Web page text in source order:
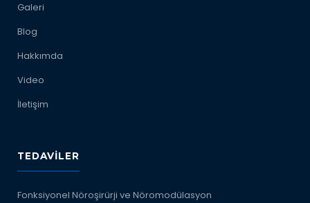
Galeri
Blog
Hakkımda
Video
İletişim
TEDAVILER
Fonksiyonel Nöroşirürji ve Nöromodülasyon